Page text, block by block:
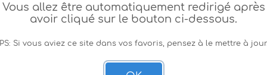
Vous allez être automatiquement redirigé après
avoir cliqué sur le bouton ci-dessous.
PS: Si vous aviez ce site dans vos favoris, pensez à le mettre à